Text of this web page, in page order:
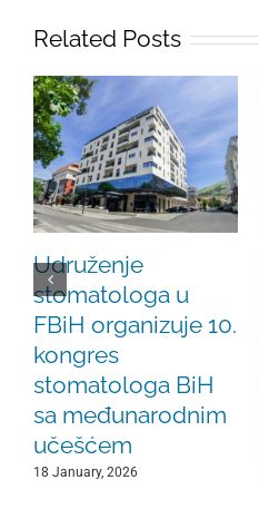
Related Posts
Udruženje
stomatologa u
FBiH organizuje 10.
kongres
stomatologa BiH
sa međunarodnim
učešćem
18 January, 2026